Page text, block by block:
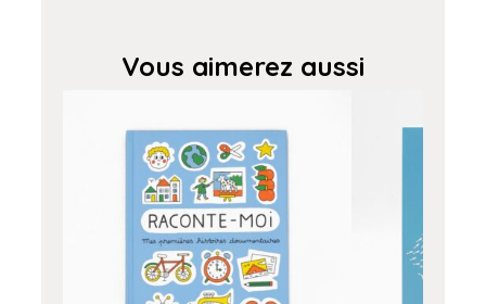
Vous aimerez aussi